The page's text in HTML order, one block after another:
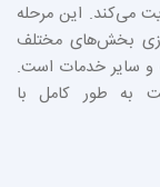
می‌کند. این مرحله
بخش‌های مختلف
و سایر خدمات است.
به طور کامل با